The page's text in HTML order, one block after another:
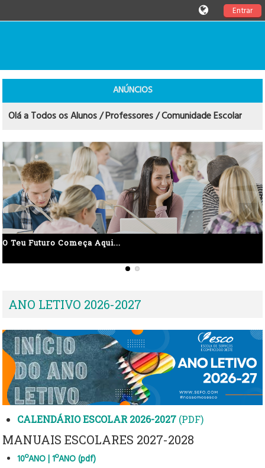
Entrar
ANÚNCIOS
Olá a Todos os Alunos / Professores / Comunidade Escolar
O Teu Futuro Começa Aqui...
ANO LETIVO 2026-2027
CALENDÁRIO ESCOLAR 2026-2027 (PDF)
MANUAIS ESCOLARES 2027-2028
10ºANO | 1ºANO (pdf)